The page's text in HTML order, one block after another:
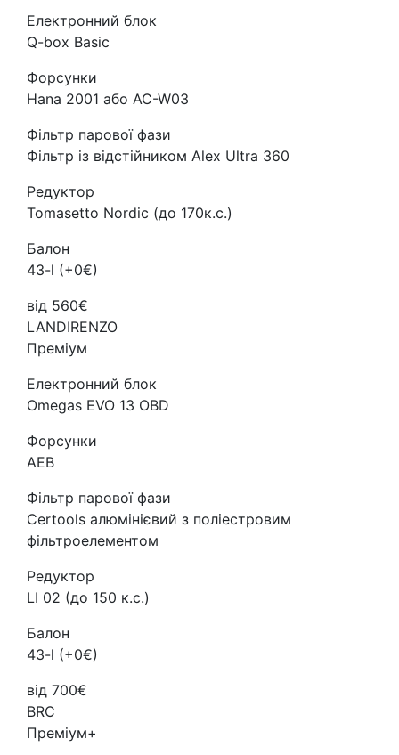
Електронний блок
Q-box Basic
Форсунки
Hana 2001 або AC-W03
Фільтр парової фази
Фільтр із відстійником Alex Ultra 360
Редуктор
Tomasetto Nordic (до 170к.с.)
Балон
43-l (+0€)
від 560€
LANDIRENZO
Преміум
Електронний блок
Omegas EVO 13 OBD
Форсунки
AEB
Фільтр парової фази
Certools алюмінієвий з поліестровим
фільтроелементом
Редуктор
LI 02 (до 150 к.с.)
Балон
43-l (+0€)
від 700€
BRC
Преміум+